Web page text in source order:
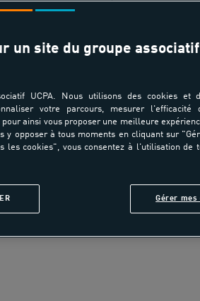
un site du groupe associatif
UCPA. Nous utilisons des cookies et
votre parcours, mesurer l'efficacité
ainsi vous proposer une meilleure
y opposer à tous moments en cliquant sur
les cookies", vous consentez à l'utilisation de
Gérer mes